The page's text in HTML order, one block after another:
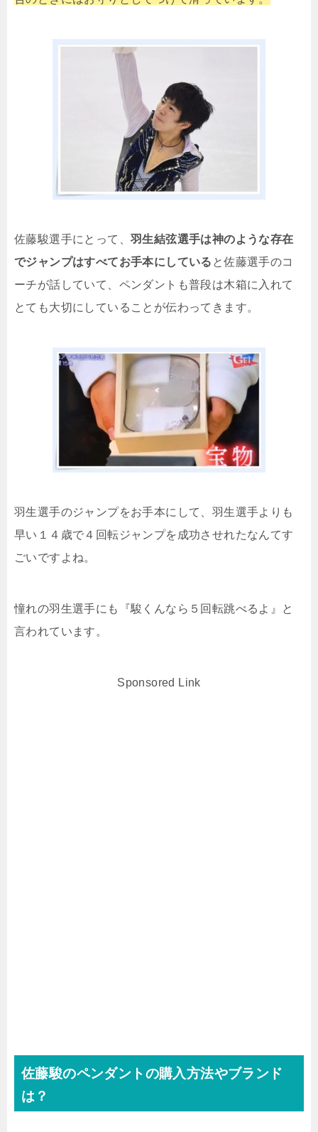
佐藤駿選手にとって、 羽生結弦選手は神のような存在
でジャンプはすべてお手本にしている と佐藤選手のコ
ーチが話していて、ペンダントも普段は木箱に入れて
とても大切にしていることが伝わってきます。
羽生選手のジャンプをお手本にして、羽生選手よりも
早い１４歳で４回転ジャンプを成功させれたなんてす
ごいですよね。
憧れの羽生選手にも『駿くんなら５回転跳べるよ』と
言われています。
Sponsored Link
佐藤駿のペンダントの購入方法やブランド
は？